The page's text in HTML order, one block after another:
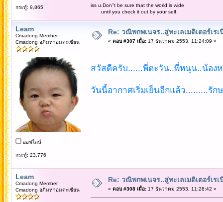
กระทู้: 9,865
iss u.Don"t be sure that the world is wide
until you check it out by your self.
Leam
Cmadong Member
Cmadong อภิมหาอมตะเซียน
ออฟไลน์
กระทู้: 23,776
Re: วณิพกพเนจร..สู่ทะเลเมดิเตอร์เร
« ตอบ #307 เมื่อ:17 ธันวาคม 2553, 11:24:09 »
สวัสดีครับ......พี่ตะวัน..พี่หนุน..น้อง
วันนี้อากาศเริ่มเย็นอีกแล้ว.........รั
Leam
Cmadong Member
Cmadong อภิมหาอมตะเซียน
Re: วณิพกพเนจร..สู่ทะเลเมดิเตอร์เร
« ตอบ #308 เมื่อ:17 ธันวาคม 2553, 11:28:42 »